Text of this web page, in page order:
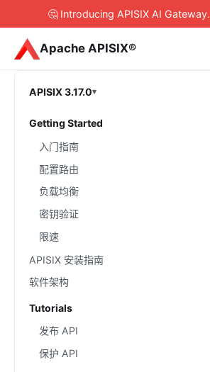
🤔 Introducing APISIX AI Gateway.
Apache APISIX®
APISIX 3.17.0
Getting Started
入门指南
配置路由
负载均衡
密钥验证
限速
APISIX 安装指南
软件架构
Tutorials
发布 API
保护 API